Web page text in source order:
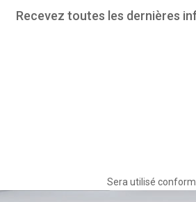
Recevez toutes les dernières
Sera utilisé